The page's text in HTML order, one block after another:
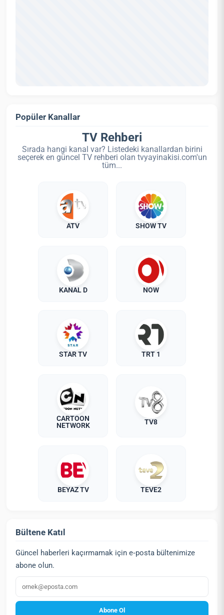
Popüler Kanallar
TV Rehberi
Sırada hangi kanal var? Listedeki kanallardan birini
seçerek en güncel TV rehberi olan tvyayinakisi.com'un
tüm...
ATV SHOW TV
KANAL D NOW
STAR TV TRT 1
CARTOON
NETWORK
TV8
BEYAZ TV TEVE2
Bültene Katıl
Güncel haberleri kaçırmamak için e‑posta bültenimize
abone olun.
E‑posta
Abone Ol